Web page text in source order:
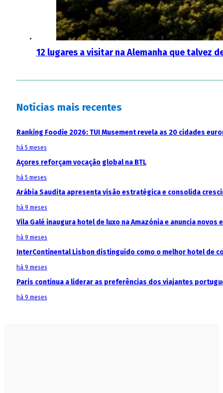
12 lugares a visitar na Alemanha que talvez
Notícias mais recentes
Ranking Foodie 2026: TUI Musement revela as 20 cidades
há 5 meses
Açores reforçam vocação global na BTL
há 5 meses
Arábia Saudita apresenta visão estratégica e consolida
há 9 meses
Vila Galé inaugura hotel de luxo na Amazónia e anuncia
há 9 meses
InterContinental Lisbon distinguido como o melhor hotel de
há 9 meses
Paris continua a liderar as preferências dos viajantes
há 9 meses